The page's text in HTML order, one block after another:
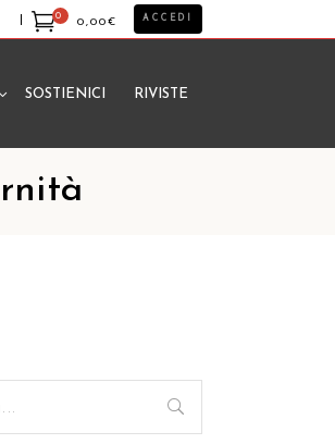
0
0,00€
carrello.
ACCEDI
SOSTIENICI RIVISTE